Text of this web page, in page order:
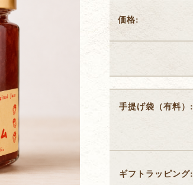
価格:
手提げ袋（有料）:
ギフトラッピング: